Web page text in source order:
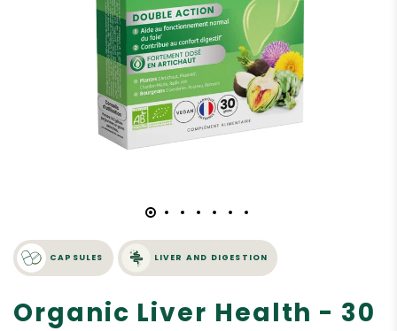
CAPSULES LIVER AND DIGESTION
Organic Liver Health - 30